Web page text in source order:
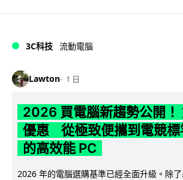
3C科技 流動電腦
Lawton 1 日
2026 買電腦新趨勢公開！
優惠 從極致便攜到電競標
的高效能 PC
2026 年的電腦選購基準已經全面升級。除